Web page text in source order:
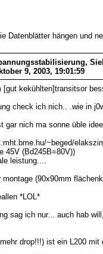
Datenblätter hängen und
9, 2003, 19:01:59
kekühlten]transitsor
check ich nich.. .wie in
nich ma sonne üble
~beged/
45V (Bd245B=80V))
leistung....
(90x90mm
*LOL*
sag ich nur... auch hab
drop!!!) ist ein L200 mit